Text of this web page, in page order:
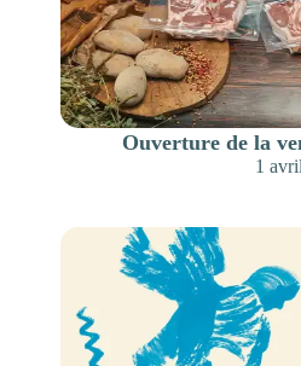
Ouverture de la
1